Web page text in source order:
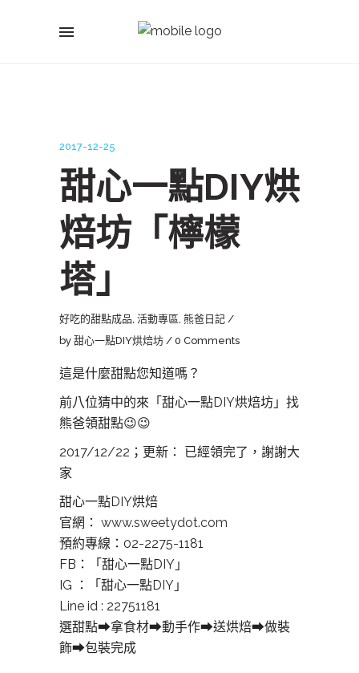
2017-12-25
甜心一點DIY烘
焙坊「檸檬
塔」
好吃的甜點成品, 活動專區, 熊爸日記
by 甜心一點DIY烘焙坊 0 Comments
這是什麼甜點您知道嗎？
前八位猜中的來「甜心一點DIY烘焙坊」找
熊爸領甜點😉😉
2017/12/22；更新： 已經領完了，謝謝大
家
甜心一點DIY烘焙
官網： www.sweetydot.com
預約專線：02-2275-1181
FB：「甜心一點DIY」
IG ：「甜心一點DIY」
Line id : 22751181
選甜點➡拿食材➡動手作➡送烘焙➡做裝
飾➡包裝完成